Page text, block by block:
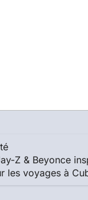
Z & Beyonce
les voyages à